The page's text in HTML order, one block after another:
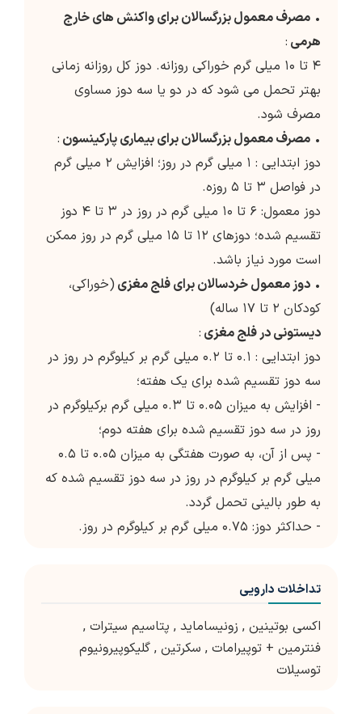
• مصرف معمول بزرگسالان برای واکنش های خارج
هرمی :
۴ تا ۱۰ میلی گرم خوراکی روزانه. دوز کل روزانه زمانی
بهتر تحمل می شود که در دو یا سه دوز مساوی
مصرف شود.
• مصرف معمول بزرگسالان برای بیماری پارکینسون :
دوز ابتدایی : ۱ میلی گرم در روز؛ افزایش ۲ میلی گرم
در فواصل ۳ تا ۵ روزه.
دوز معمول: ۶ تا ۱۰ میلی گرم در روز در ۳ تا ۴ دوز
تقسیم شده؛ دوزهای ۱۲ تا ۱۵ میلی گرم در روز ممکن
است مورد نیاز باشد.
• دوز معمول خردسالان برای فلج مغزی (خوراکی،
کودکان ۲ تا ۱۷ ساله)
دیستونی در فلج مغزی :
دوز ابتدایی : ۰.۱ تا ۰.۲ میلی گرم بر کیلوگرم در روز در
سه دوز تقسیم شده برای یک هفته؛
- افزایش به میزان ۰.۰۵ تا ۰.۳ میلی گرم برکیلوگرم در
روز در سه دوز تقسیم شده برای هفته دوم؛
- پس از آن، به صورت هفتگی به میزان ۰.۰۵ تا ۰.۵
میلی گرم بر کیلوگرم در روز در سه دوز تقسیم شده که
به طور بالینی تحمل گردد.
- حداکثر دوز: ۰.۷۵ میلی گرم بر کیلوگرم در روز.
تداخلات دارویی
اکسی بوتینین , زونیساماید , پتاسیم سیترات ,
فنترمین + توپیرامات , سکرتین , گلیکوپیرونیوم
توسیلات